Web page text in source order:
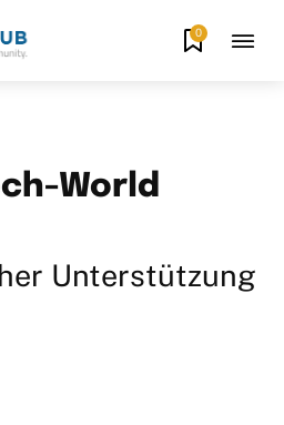
0
World
Unterstützung